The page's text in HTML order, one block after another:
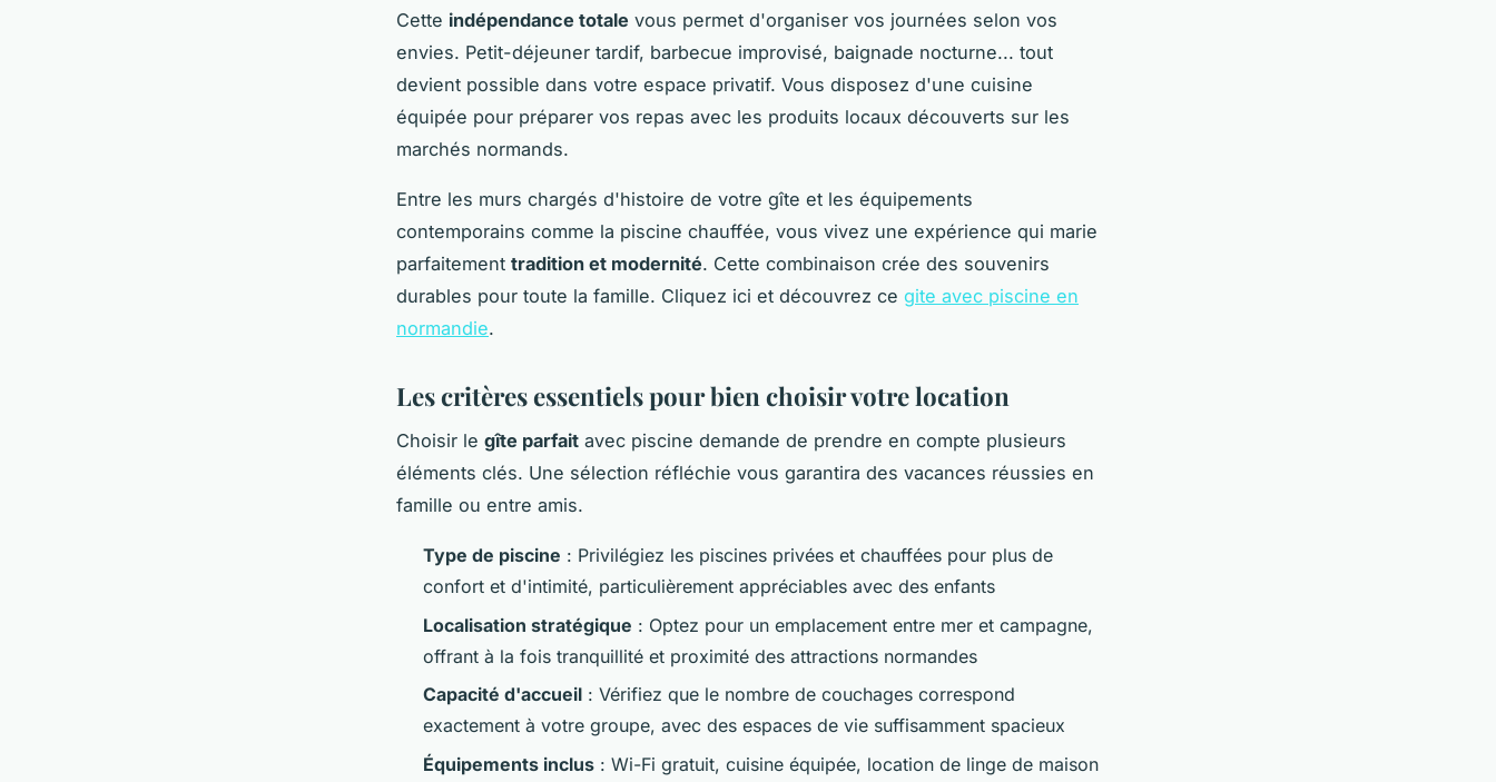
Cette indépendance totale vous permet d'organiser vos journées selon vos
envies. Petit-déjeuner tardif, barbecue improvisé, baignade nocturne... tout
devient possible dans votre espace privatif. Vous disposez d'une cuisine
équipée pour préparer vos repas avec les produits locaux découverts sur les
marchés normands.
Entre les murs chargés d'histoire de votre gîte et les équipements
contemporains comme la piscine chauffée, vous vivez une expérience qui marie
parfaitement tradition et modernité. Cette combinaison crée des souvenirs
durables pour toute la famille. Cliquez ici et découvrez ce gite avec piscine en
normandie.
Les critères essentiels pour bien choisir votre location
Choisir le gîte parfait avec piscine demande de prendre en compte plusieurs
éléments clés. Une sélection réfléchie vous garantira des vacances réussies en
famille ou entre amis.
Type de piscine : Privilégiez les piscines privées et chauffées pour plus de
confort et d'intimité, particulièrement appréciables avec des enfants
Localisation stratégique : Optez pour un emplacement entre mer et campagne,
offrant à la fois tranquillité et proximité des attractions normandes
Capacité d'accueil : Vérifiez que le nombre de couchages correspond
exactement à votre groupe, avec des espaces de vie suffisamment spacieux
Équipements inclus : Wi-Fi gratuit, cuisine équipée, location de linge de maison